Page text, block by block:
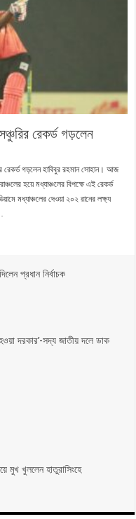
রেকর্ড গড়লেন
রেকর্ড গড়লেন হাবিবুর রহমান সোহান। আজ
হয়ে মধ্যাঞ্চলের বিপক্ষে এই রেকর্ড
মধ্যাঞ্চলের দেওয়া ২০২ রানের লক্ষ্য
প্রধান নির্বাচক
দরকার’-সদ্য জাতীয় দলে ডাক
মুখ খুললেন হাতুরাসিংহে